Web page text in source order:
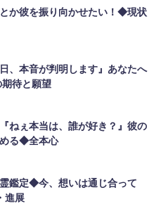
か彼を振り向かせたい！◆現状
、本音が判明します』あなたへ
待と願望
ねぇ本当は、誰が好き？』彼の
る◆全本心
鑑定◆今、想いは通じ合って
進展